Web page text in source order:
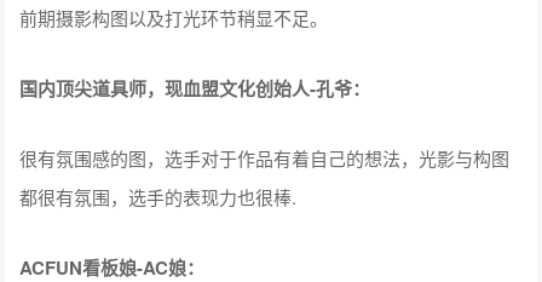
前期摄影构图以及打光环节稍显不足。
国内顶尖道具师，现血盟文化创始人-孔爷：
很有氛围感的图，选手对于作品有着自己的想法，光影与构图
都很有氛围，选手的表现力也很棒.
ACFUN看板娘-AC娘：